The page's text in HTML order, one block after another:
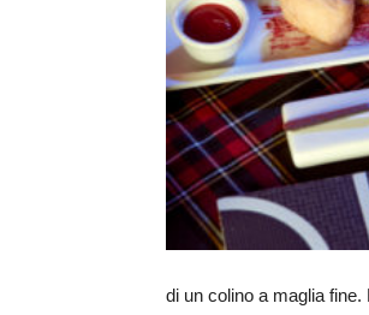
di un colino a maglia